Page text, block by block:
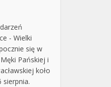
- Wielki
się w
Pańskiej i
koło
sierpnia.